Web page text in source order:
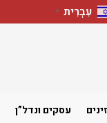
עִבְרִית ▼
עסקים ונדל”ן